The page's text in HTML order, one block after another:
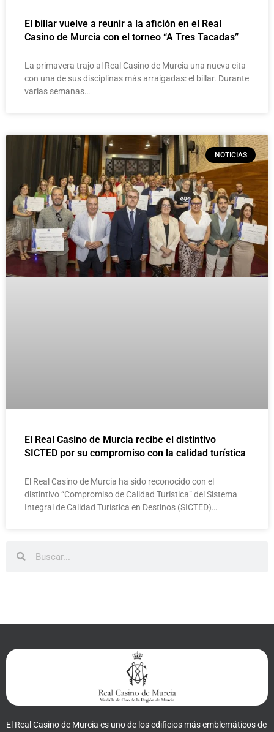
El billar vuelve a reunir a la afición en el Real
Casino de Murcia con el torneo “A Tres Tacadas”
La primavera trajo al Real Casino de Murcia una nueva cita
con una de sus disciplinas más arraigadas: el billar. Durante
varias semanas…
NOTICIAS
El Real Casino de Murcia recibe el distintivo
SICTED por su compromiso con la calidad turística
El Real Casino de Murcia ha sido reconocido con el
distintivo “Compromiso de Calidad Turística” del Sistema
Integral de Calidad Turística en Destinos (SICTED)…
El Real Casino de Murcia es uno de los edificios más emblemáticos de